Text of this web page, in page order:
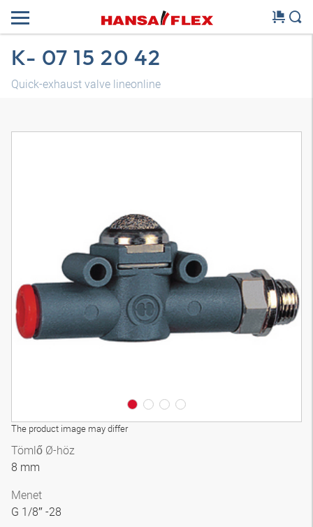
K- 07 15 20 42
Quick-exhaust valve lineonline
The product image may differ
3D modell
Tömlő Ø-höz
8 mm
Menet
G 1/8″ -28